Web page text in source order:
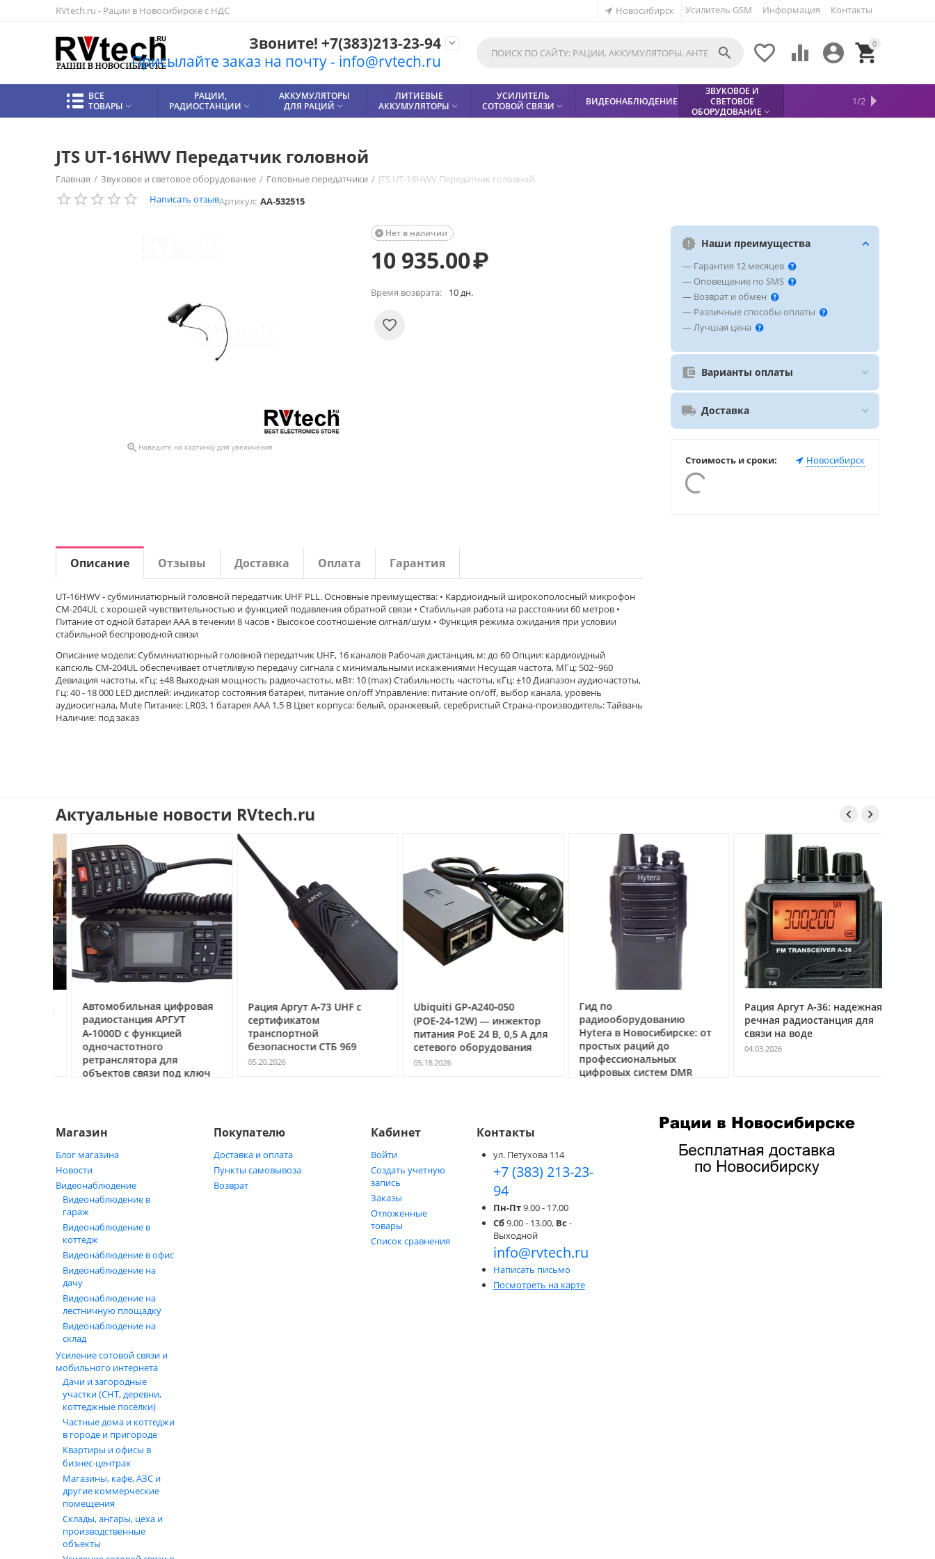
RVtech.ru - Рации в Новосибирске с НДС Усилитель GSM Информация Контакты
Новосибирск
Звоните! +7(383)213-23-94
Присылайте заказ на почту - info@rvtech.ru
 0


 

ВСЕ
ТОВАРЫ 
РАЦИИ,
РАДИОСТАНЦИИ 
АККУМУЛЯТОРЫ
ДЛЯ РАЦИЙ 
ЛИТИЕВЫЕ
АККУМУЛЯТОРЫ 
УСИЛИТЕЛЬ
СОТОВОЙ СВЯЗИ  ВИДЕОНАБЛЮДЕНИЕ
ЗВУКОВОЕ И
СВЕТОВОЕ
ОБОРУДОВАНИЕ 
МЕТАЛЛОДЕТЕКТОР
СФИНКС (SPHINX)
БЕЗОПАСНОСТЬ
КИСЛОТНЫЕ
АККУМУЛЯТОРЫ
1/2
JTS UT-16HWV Передатчик головной
Главная / Звуковое и световое оборудование / Головные передатчики / JTS UT-16HWV Передатчик головной
Написать отзывАртикул: AA-532515
 Наведите на картинку для увеличения
Нет в наличии

10 935.00₽
Время возврата: 10 дн.
Наши преимущества
— Гарантия 12 месяцев
— Оповещение по SMS
— Возврат и обмен
— Различные способы оплаты
— Лучшая цена
Варианты оплаты
Доставка
Стоимость и сроки: Новосибирск
Описание Отзывы Доставка Оплата Гарантия
UT-16HWV - субминиатюрный головной передатчик UHF PLL. Основные преимущества: • Кардиоидный широкополосный микрофон
CM-204UL с хорошей чувствительностью и функцией подавления обратной связи • Стабильная работа на расстоянии 60 метров •
Питание от одной батареи ААА в течении 8 часов • Высокое соотношение сигнал/шум • Функция режима ожидания при условии
стабильной беспроводной связи
Описание модели: Субминиатюрный головной передатчик UHF, 16 каналов Рабочая дистанция, м: до 60 Опции: кардиоидный
капсюль СМ-204UL обеспечивает отчетливую передачу сигнала с минимальными искажениями Несущая частота, МГц: 502~960
Девиация частоты, кГц: ±48 Выходная мощность радиочастоты, мВт: 10 (max) Стабильность частоты, кГц: ±10 Диапазон аудиочастоты,
Гц: 40 - 18 000 LED дисплей: индикатор состояния батареи, питание on/off Управление: питание on/off, выбор канала, уровень
аудиосигнала, Mute Питание: LR03, 1 батарея ААА 1,5 В Цвет корпуса: белый, оранжевый, серебристый Страна-производитель: Тайвань
Наличие: под заказ
Актуальные новости RVtech.ru  
Автомобильная цифровая
радиостанция АРГУТ
А‑1000D с функцией
одночастотного
ретранслятора для
объектов связи под ключ
Рация Аргут А‑73 UHF с
сертификатом
транспортной
безопасности СТБ 969
05.20.2026
Ubiquiti GP‑A240‑050
(POE‑24‑12W) — инжектор
питания PoE 24 В, 0,5 А для
сетевого оборудования
05.18.2026
Гид по
радиооборудованию
Hytera в Новосибирске: от
простых раций до
профессиональных
цифровых систем DMR
Рация Аргут А‑36: надежная
речная радиостанция для
связи на воде
04.03.2026
Магазин
Блог магазина
Новости
Видеонаблюдение
Видеонаблюдение в
гараж
Видеонаблюдение в
коттедж
Видеонаблюдение в офис
Видеонаблюдение на
дачу
Видеонаблюдение на
лестничную площадку
Видеонаблюдение на
склад
Усиление сотовой связи и
мобильного интернета
Дачи и загородные
участки (СНТ, деревни,
коттеджные посёлки)
Частные дома и коттеджи
в городе и пригороде
Квартиры и офисы в
бизнес‑центрах
Магазины, кафе, АЗС и
другие коммерческие
помещения
Склады, ангары, цеха и
производственные
объекты
Покупателю
Доставка и оплата
Пункты самовывоза
Возврат
Кабинет
Войти
Создать учетную
запись
Заказы
Отложенные
товары
Список сравнения
Контакты
ул. Петухова 114
+7 (383) 213-23-
94
Пн-Пт9.00 - 17.00
Сб9.00 - 13.00, Вс -
Выходной
info@rvtech.ru
Написать письмо
Посмотреть на карте